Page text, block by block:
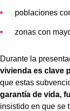
poblaciones
zonas con
Durante la
vivienda es clave
que estas
garantía de vida,
insistido en que se